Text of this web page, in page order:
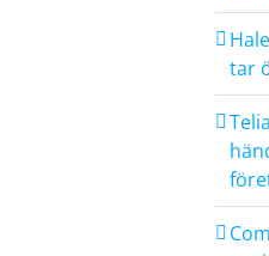
tar